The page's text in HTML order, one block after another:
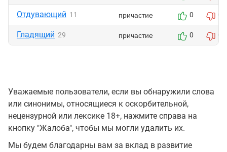
Отдувающий 11 причастие 0 0
Гладящий 29 причастие 0 0
Уважаемые пользователи, если вы обнаружили слова
или синонимы, относящиеся к оскорбительной,
нецензурной или лексике 18+, нажмите справа на
кнопку "Жалоба", чтобы мы могли удалить их.
Мы будем благодарны вам за вклад в развитие